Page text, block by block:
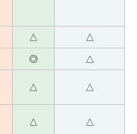
△ △
◎ △
△ △
△ △